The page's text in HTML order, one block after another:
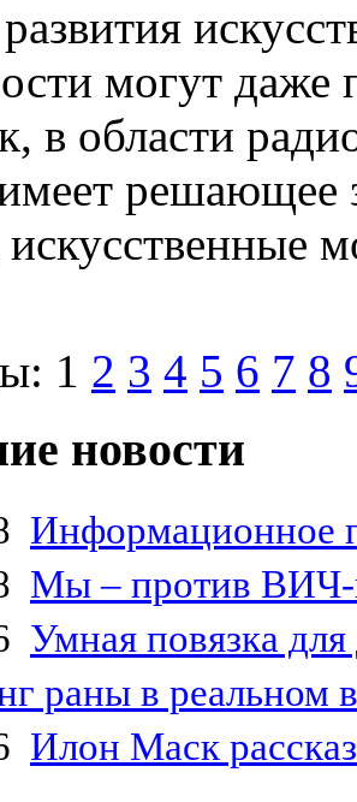
могут даже
в области
решающее
1 2 3 4 5 6 7 8
новости
Информационное
Мы – против
Умная повязка
раны в реальном
Илон Маск